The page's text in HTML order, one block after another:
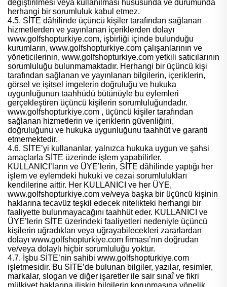
değiştirilmesi veya kullanılması hususunda ve durumunda
herhangi bir sorumluluk kabul etmez.
4.5. SİTE dâhilinde üçüncü kişiler tarafından sağlanan
hizmetlerden ve yayınlanan içeriklerden dolayı
www.golfshopturkiye.com, işbirliği içinde bulunduğu
kurumların, www.golfshopturkiye.com çalışanlarının ve
yöneticilerinin, www.golfshopturkiye.com yetkili satıcılarının
sorumluluğu bulunmamaktadır. Herhangi bir üçüncü kişi
tarafından sağlanan ve yayınlanan bilgilerin, içeriklerin,
görsel ve işitsel imgelerin doğruluğu ve hukuka
uygunluğunun taahhüdü bütünüyle bu eylemleri
gerçekleştiren üçüncü kişilerin sorumluluğundadır.
www.golfshopturkiye.com , üçüncü kişiler tarafından
sağlanan hizmetlerin ve içeriklerin güvenliğini,
doğruluğunu ve hukuka uygunluğunu taahhüt ve garanti
etmemektedir.
4.6. SİTE’yi kullananlar, yalnızca hukuka uygun ve şahsi
amaçlarla SİTE üzerinde işlem yapabilirler.
KULLANICI’ların ve ÜYE’lerin, SİTE dâhilinde yaptığı her
işlem ve eylemdeki hukuki ve cezai sorumlulukları
kendilerine aittir. Her KULLANICI ve her ÜYE,
www.golfshopturkiye.com ve/veya başka bir üçüncü kişinin
haklarına tecavüz teşkil edecek nitelikteki herhangi bir
faaliyette bulunmayacağını taahhüt eder. KULLANICI ve
ÜYE’lerin SİTE üzerindeki faaliyetleri nedeniyle üçüncü
kişilerin uğradıkları veya uğrayabilecekleri zararlardan
dolayı www.golfshopturkiye.com firması’nın doğrudan
ve/veya dolaylı hiçbir sorumluluğu yoktur.
4.7. İşbu SİTE’nin sahibi www.golfshopturkiye.com
işletmesidir. Bu SİTE’de bulunan bilgiler, yazılar, resimler,
markalar, slogan ve diğer işaretler ile sair sınaî ve fikri
mülkiyet haklarına ilişkin bilgilerin korunmasına yönelik